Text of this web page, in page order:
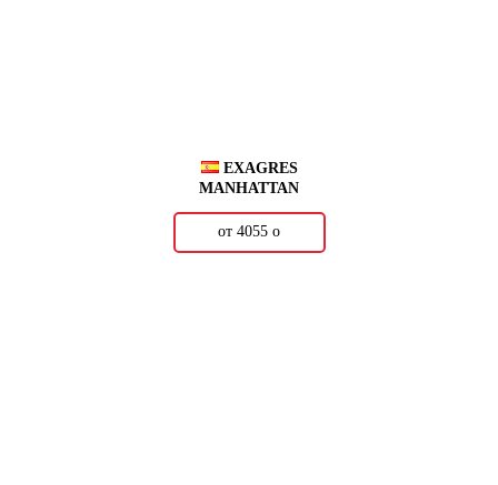
EXAGRES
MANHATTAN
от 4055 о